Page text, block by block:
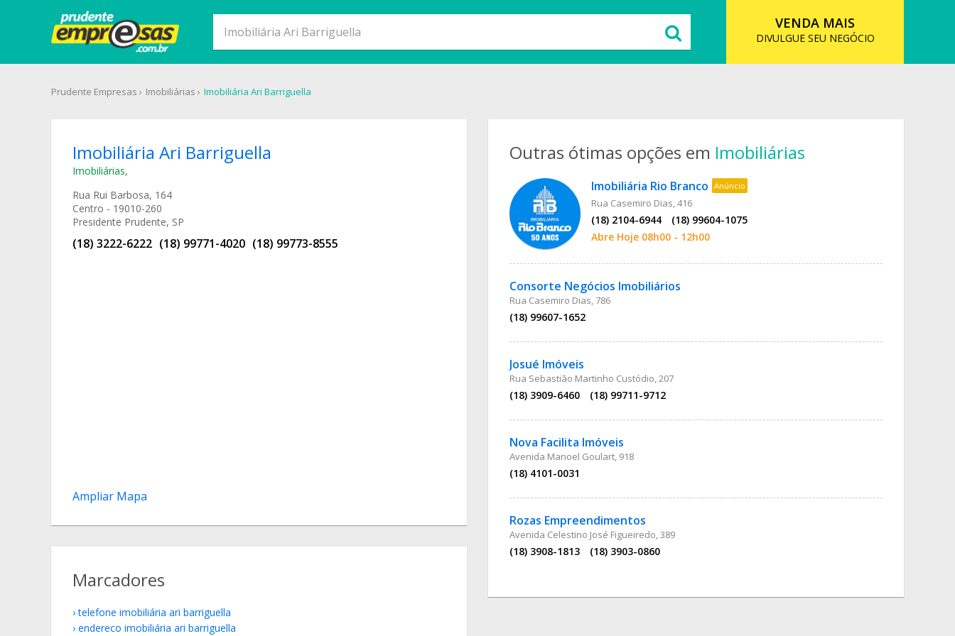
VENDA MAIS
DIVULGUE SEU NEGÓCIO
Prudente Empresas Imobiliárias Imobiliária Ari Barriguella
Imobiliária Ari Barriguella
Imobiliárias,
Rua Rui Barbosa, 164
Centro - 19010-260
Presidente Prudente, SP
(18) 3222-6222 (18) 99771-4020 (18) 99773-8555
Ampliar Mapa
Outras ótimas opções em Imobiliárias
Imobiliária Rio Branco Anúncio
Rua Casemiro Dias, 416
(18) 2104-6944
(18) 99604-1075
Abre Hoje 08h00 - 12h00
Consorte Negócios Imobiliários
Rua Casemiro Dias, 786
(18) 99607-1652
Josué Imóveis
Rua Sebastião Martinho Custódio, 207
(18) 3909-6460 (18) 99711-9712
Nova Facilita Imóveis
Avenida Manoel Goulart, 918
(18) 4101-0031
Rozas Empreendimentos
Avenida Celestino José Figueiredo, 389
(18) 3908-1813 (18) 3903-0860
Marcadores
telefone imobiliária ari barriguella
endereco imobiliária ari barriguella